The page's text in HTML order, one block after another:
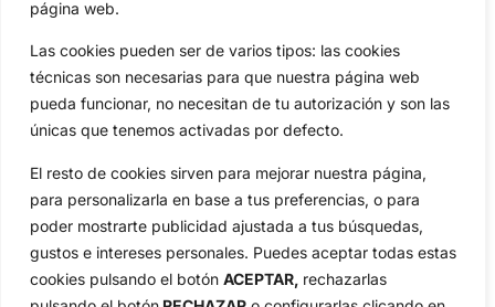
página web.
Las cookies pueden ser de varios tipos: las cookies
técnicas son necesarias para que nuestra página web
pueda funcionar, no necesitan de tu autorización y son las
únicas que tenemos activadas por defecto.
El resto de cookies sirven para mejorar nuestra página,
para personalizarla en base a tus preferencias, o para
poder mostrarte publicidad ajustada a tus búsquedas,
gustos e intereses personales. Puedes aceptar todas estas
cookies pulsando el botón ACEPTAR, rechazarlas
Política de Cookies
Publicidad
Newsletters
Copyright © 2025 OpenGolf | Diseño porTecnoQuatre